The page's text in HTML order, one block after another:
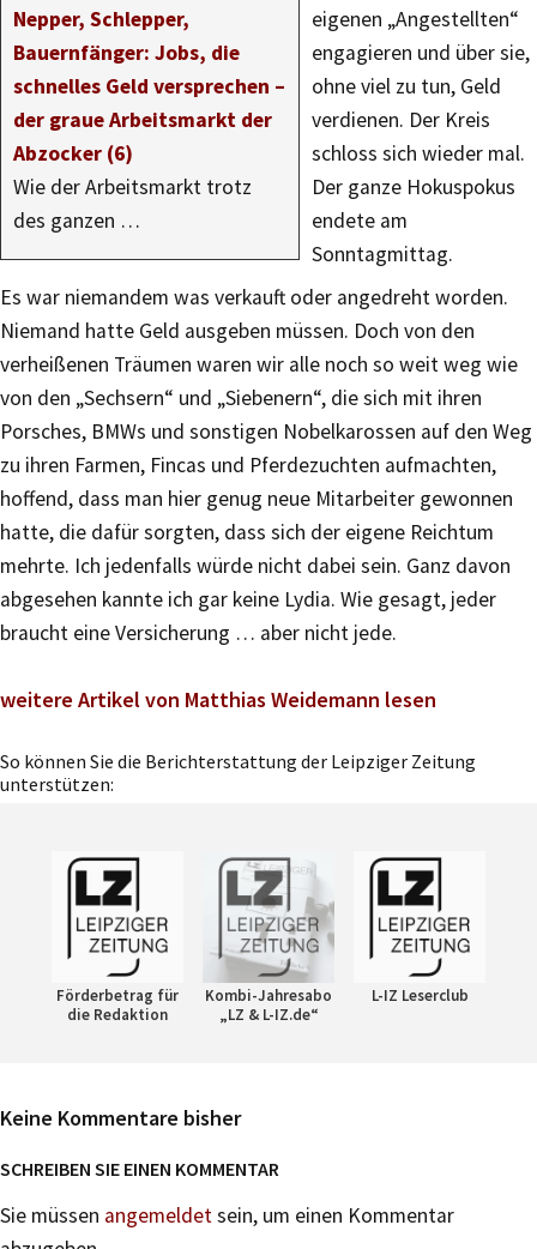
Nepper, Schlepper,
Bauernfänger: Jobs, die
schnelles Geld versprechen –
der graue Arbeitsmarkt der
Abzocker (6)
Wie der Arbeitsmarkt trotz
des ganzen …
eigenen „Angestellten“
engagieren und über sie,
ohne viel zu tun, Geld
verdienen. Der Kreis
schloss sich wieder mal.
Der ganze Hokuspokus
endete am
Sonntagmittag.
Es war niemandem was verkauft oder angedreht worden.
Niemand hatte Geld ausgeben müssen. Doch von den
verheißenen Träumen waren wir alle noch so weit weg wie
von den „Sechsern“ und „Siebenern“, die sich mit ihren
Porsches, BMWs und sonstigen Nobelkarossen auf den Weg
zu ihren Farmen, Fincas und Pferdezuchten aufmachten,
hoffend, dass man hier genug neue Mitarbeiter gewonnen
hatte, die dafür sorgten, dass sich der eigene Reichtum
mehrte. Ich jedenfalls würde nicht dabei sein. Ganz davon
abgesehen kannte ich gar keine Lydia. Wie gesagt, jeder
braucht eine Versicherung … aber nicht jede.
weitere Artikel von Matthias Weidemann lesen
So können Sie die Berichterstattung der Leipziger Zeitung
unterstützen:
Förderbetrag für
die Redaktion
Kombi-Jahresabo
„LZ & L-IZ.de“
L-IZ Leserclub
Keine Kommentare bisher
SCHREIBEN SIE EINEN KOMMENTAR
Sie müssen angemeldetsein, um einen Kommentar